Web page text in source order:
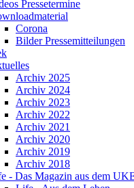
Pressetermine
Corona
Bilder Pressemitteilungen
Archiv 2025
Archiv 2024
Archiv 2023
Archiv 2022
Archiv 2021
Archiv 2020
Archiv 2019
Archiv 2018
- Das Magazin aus dem